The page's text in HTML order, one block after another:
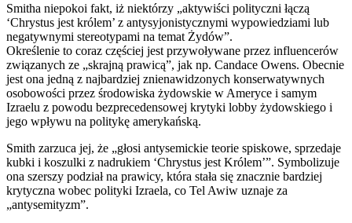
Smitha niepokoi fakt, iż niektórzy „aktywiści polityczni łączą
‘Chrystus jest królem’ z antysyjonistycznymi wypowiedziami lub
negatywnymi stereotypami na temat Żydów”.
Określenie to coraz częściej jest przywoływane przez influencerów
związanych ze „skrajną prawicą”, jak np. Candace Owens. Obecnie
jest ona jedną z najbardziej znienawidzonych konserwatywnych
osobowości przez środowiska żydowskie w Ameryce i samym
Izraelu z powodu bezprecedensowej krytyki lobby żydowskiego i
jego wpływu na politykę amerykańską.
Smith zarzuca jej, że „głosi antysemickie teorie spiskowe, sprzedaje
kubki i koszulki z nadrukiem ‘Chrystus jest Królem’”. Symbolizuje
ona szerszy podział na prawicy, która stała się znacznie bardziej
krytyczna wobec polityki Izraela, co Tel Awiw uznaje za
„antysemityzm”.